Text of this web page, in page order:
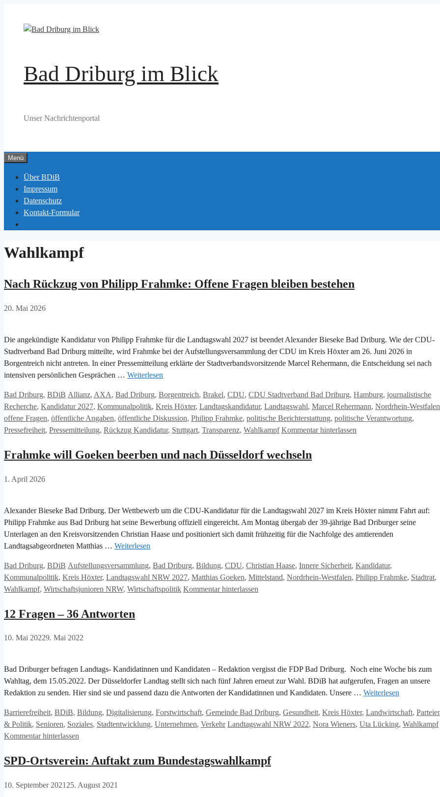
springen
Bad Driburg im Blick
Unser Nachrichtenportal
Menü
Über BDiB
Impressum
Datenschutz
Kontakt-Formular
Wahlkampf
Nach Rückzug von Philipp Frahmke: Offene Fragen bleiben bestehen
20. Mai 2026
Die angekündigte Kandidatur von Philipp Frahmke für die Landtagswahl 2027 ist beendet Alexander Bieseke Bad Driburg. Wie der CDU-
Stadtverband Bad Driburg mitteilte, wird Frahmke bei der Aufstellungsversammlung der CDU im Kreis Höxter am 26. Juni 2026 in
Borgentreich nicht antreten. In einer Pressemitteilung erklärte der Stadtverbandsvorsitzende Marcel Rehermann, die Entscheidung sei nach
intensiven persönlichen Gesprächen … Weiterlesen
Kategorien
Bad Driburg, BDiB Schlagwörter
Allianz, AXA, Bad Driburg, Borgentreich, Brakel, CDU, CDU Stadtverband Bad Driburg, Hamburg, journalistische
Recherche, Kandidatur 2027, Kommunalpolitik, Kreis Höxter, Landtagskandidatur, Landtagswahl, Marcel Rehermann, Nordrhein-Westfalen
offene Fragen, öffentliche Angaben, öffentliche Diskussion, Philipp Frahmke, politische Berichterstattung, politische Verantwortung,
Pressefreiheit, Pressemitteilung, Rückzug Kandidatur, Stuttgart, Transparenz, Wahlkampf Kommentar hinterlassen
Frahmke will Goeken beerben und nach Düsseldorf wechseln
1. April 2026
Alexander Bieseke Bad Driburg. Der Wettbewerb um die CDU-Kandidatur für die Landtagswahl 2027 im Kreis Höxter nimmt Fahrt auf:
Philipp Frahmke aus Bad Driburg hat seine Bewerbung offiziell eingereicht. Am Montag übergab der 39-jährige Bad Driburger seine
Unterlagen an den Kreisvorsitzenden Christian Haase und positioniert sich damit frühzeitig für die Nachfolge des amtierenden
Landtagsabgeordneten Matthias … Weiterlesen
Kategorien
Bad Driburg, BDiB Schlagwörter
Aufstellungsversammlung, Bad Driburg, Bildung, CDU, Christian Haase, Innere Sicherheit, Kandidatur,
Kommunalpolitik, Kreis Höxter, Landtagswahl NRW 2027, Matthias Goeken, Mittelstand, Nordrhein-Westfalen, Philipp Frahmke, Stadtrat,
Wahlkampf, Wirtschaftsjunioren NRW, Wirtschaftspolitik Kommentar hinterlassen
12 Fragen – 36 Antworten
10. Mai 20229. Mai 2022
Bad Driburger befragen Landtags- Kandidatinnen und Kandidaten – Redaktion vergisst die FDP Bad Driburg. Noch eine Woche bis zum
Wahltag, dem 15.05.2022. Der Düsseldorfer Landtag stellt sich nach fünf Jahren erneut zur Wahl. BDiB hat aufgerufen, Fragen an unsere
Redaktion zu senden. Hier sind sie und passend dazu die Antworten der Kandidatinnen und Kandidaten. Unsere … Weiterlesen
Kategorien
Barrierefreiheit, BDiB, Bildung, Digitalisierung, Forstwirtschaft, Gemeinde Bad Driburg, Gesundheit, Kreis Höxter, Landwirtschaft,
& Politik, Senioren, Soziales, Stadtentwicklung, Unternehmen, Verkehr Schlagwörter
Landtagswahl NRW 2022, Nora Wieners, Uta Lücking, Wahlkampf
Kommentar hinterlassen
SPD-Ortsverein: Auftakt zum Bundestagswahlkampf
10. September 2021 25. August 2021